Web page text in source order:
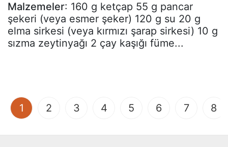
Malzemeler: 160 g ketçap 55 g pancar
şekeri (veya esmer şeker) 120 g su 20 g
elma sirkesi (veya kırmızı şarap sirkesi) 10 g
sızma zeytinyağı 2 çay kaşığı füme...
1 (current)
2 3 4 5 6 7 8